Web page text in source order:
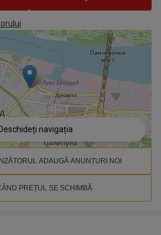
Deschideți navigația
ADAUGĂ ANUNȚURI NOI
PREȚUL SE SCHIMBĂ